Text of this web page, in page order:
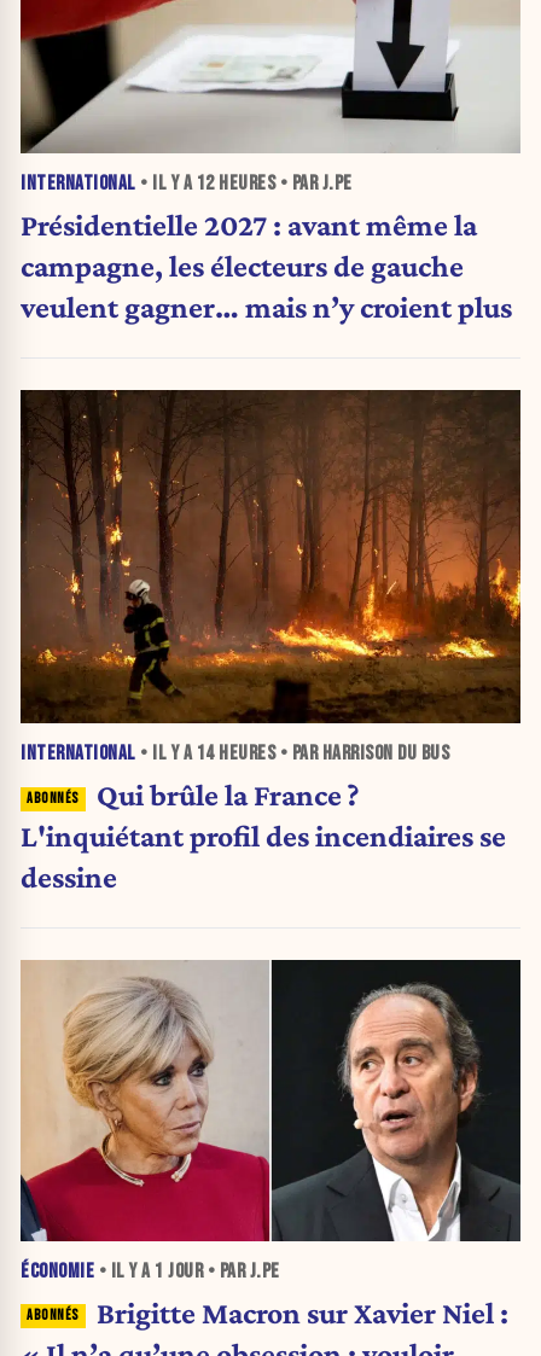
INTERNATIONAL • IL Y A 12 HEURES• PAR J.PE
Présidentielle 2027 : avant même la
campagne, les électeurs de gauche
veulent gagner… mais n’y croient plus
INTERNATIONAL • IL Y A 14 HEURES• PAR HARRISON DU BUS
Qui brûle la France ?
L'inquiétant profil des incendiaires se
dessine
ÉCONOMIE • IL Y A 1 JOUR• PAR J.PE
Brigitte Macron sur Xavier Niel :